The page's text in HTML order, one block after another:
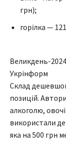
грн);
горілка —
Великдень-
Укрінформ
Склад
позицій.
алкоголю,
використали
яка на 500 грн